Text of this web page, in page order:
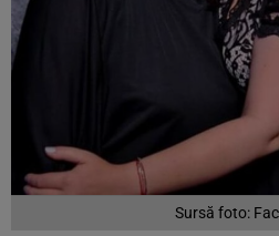
Sursă foto: